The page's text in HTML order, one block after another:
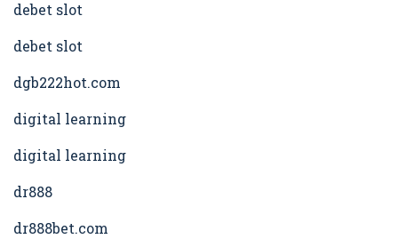
debet slot
debet slot
dgb222hot.com
digital learning
digital learning
dr888
dr888bet.com